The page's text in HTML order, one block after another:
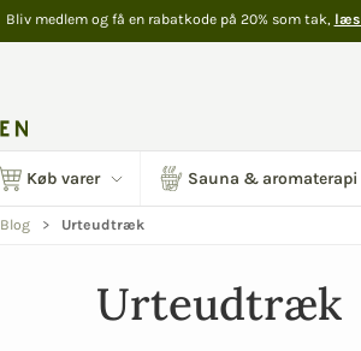
Bliv medlem og få en rabatkode på 20% som tak, læs
Køb varer Sauna & aromaterapi
Blog Urteudtræk
Urteudtræk